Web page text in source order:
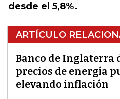
desde el 5,8%.
ARTÍCULO
Banco de Inglaterra
precios de energía
elevando inflación